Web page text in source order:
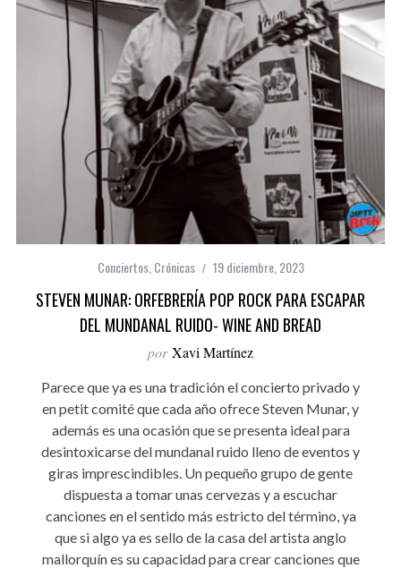
Conciertos, Crónicas 19 diciembre, 2023
STEVEN MUNAR: ORFEBRERÍA POP ROCK PARA ESCAPAR
DEL MUNDANAL RUIDO- WINE AND BREAD
por Xavi Martínez
Parece que ya es una tradición el concierto privado y
en petit comité que cada año ofrece Steven Munar, y
además es una ocasión que se presenta ideal para
desintoxicarse del mundanal ruido lleno de eventos y
giras imprescindibles. Un pequeño grupo de gente
dispuesta a tomar unas cervezas y a escuchar
canciones en el sentido más estricto del término, ya
que si algo ya es sello de la casa del artista anglo
mallorquín es su capacidad para crear canciones que